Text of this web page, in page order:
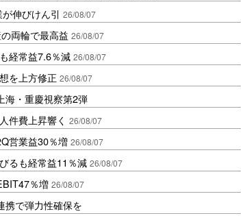
伸びけん引 26/08/07
両輪で最高益 26/08/07
経常益7.6％減 26/08/07
を上方修正 26/08/07
海・重慶視察第2弾
件費上昇響く 26/08/07
営業益30％増 26/08/07
るも経常益11％減 26/08/07
％増 26/08/07
携で弾力性確保を